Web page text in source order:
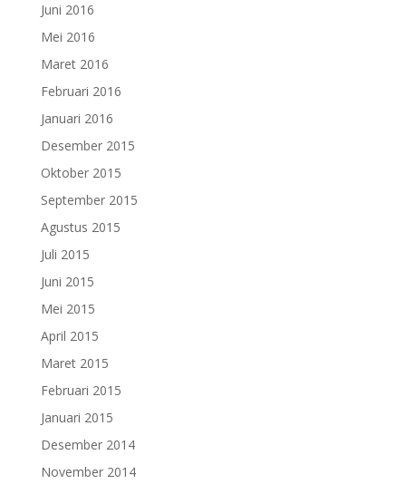
Juni 2016
Mei 2016
Maret 2016
Februari 2016
Januari 2016
Desember 2015
Oktober 2015
September 2015
Agustus 2015
Juli 2015
Juni 2015
Mei 2015
April 2015
Maret 2015
Februari 2015
Januari 2015
Desember 2014
November 2014